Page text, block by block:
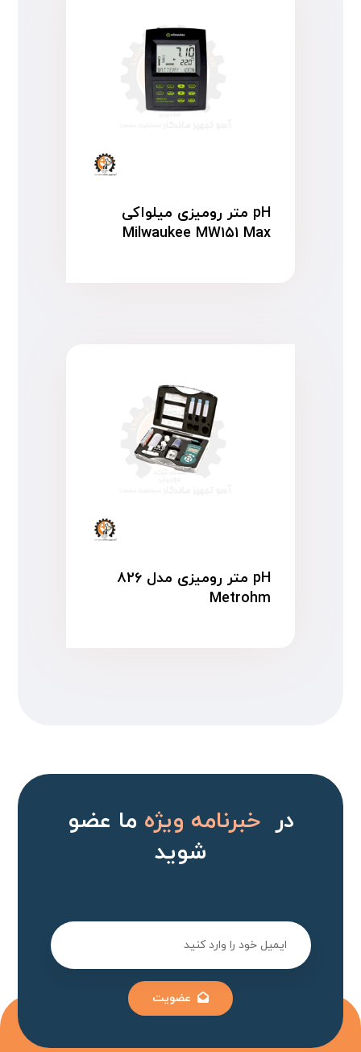
pH متر رومیزی میلواکی
Milwaukee MW۱۵۱ Max
pH متر رومیزی مدل ۸۲۶
Metrohm
درخبرنامه ویژهما عضو
شوید
عضویت